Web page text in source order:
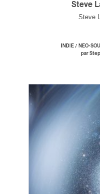
Steve
Steve
INDIE / NEO-
par